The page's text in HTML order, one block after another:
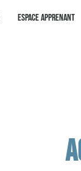
Espace apprenant